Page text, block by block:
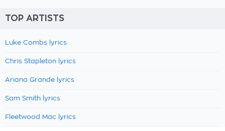
TOP ARTISTS
Luke Combs lyrics
Chris Stapleton lyrics
Ariana Grande lyrics
Sam Smith lyrics
Fleetwood Mac lyrics